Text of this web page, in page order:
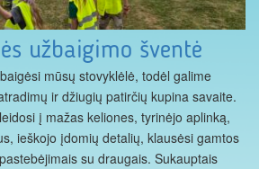
užbaigimo šventė
mūsų stovyklėlė, todėl galime
ir džiugių patirčių kupina savaite.
į mažas keliones, tyrinėjo aplinką,
ieškojo įdomių detalių, klausėsi gamtos
su draugais. Sukauptais